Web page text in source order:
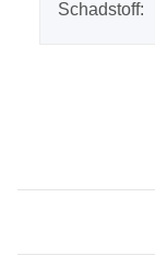
Schadstoff: